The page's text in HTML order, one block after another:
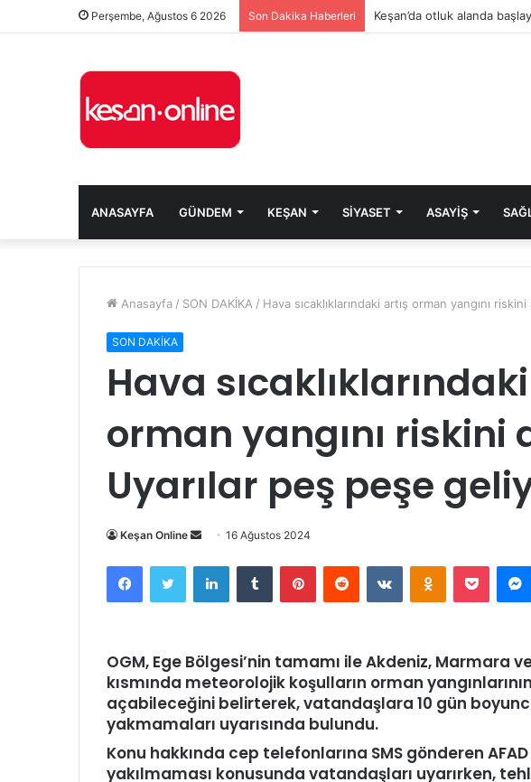
Perşembe, Ağustos 6 2026 Son Dakika Haberleri Keşan’da otluk alanda
ANASAYFA GÜNDEM KEŞAN SIYASET ASAYIŞ
Anasayfa / SON DAKİKA / Hava sıcaklıklarındaki artış orman yangını
SON DAKİKA
Hava
orman yangını riskini
Uyarılar peş peşe
Keşan Online
Bir
posta
göndermek
16 Ağustos 2024
FacebookTwitter LinkedInTumblr PinterestReddit VKontakteOdnoklassniki
Pocket
OGM, Ege Bölgesi’nin tamamı ile Akdeniz, Marmara
kısmında meteorolojik koşulların orman
açabileceğini belirterek, vatandaşlara 10 gün
yakmamaları uyarısında bulundu.
Konu hakkında cep telefonlarına SMS gönderen
yakılmaması konusunda vatandaşları uyarırken,